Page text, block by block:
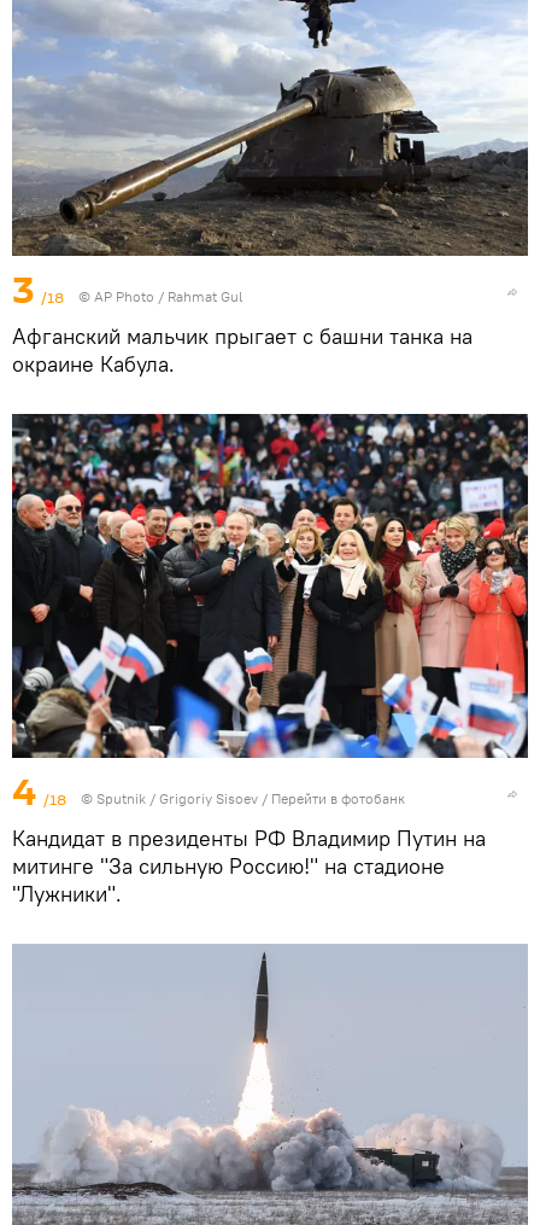
3 /18 © AP Photo / Rahmat Gul
Афганский мальчик прыгает с башни танка на
окраине Кабула.
4 /18 © Sputnik / Grigoriy Sisoev / Перейти в фотобанк
Кандидат в президенты РФ Владимир Путин на
митинге "За сильную Россию!" на стадионе
"Лужники".